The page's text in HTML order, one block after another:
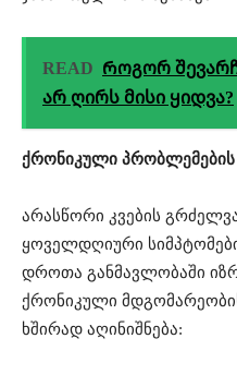
READ Როგორ
არ ღირს მისი ყიდვა?
ქრონიკული პრობლემების
არასწორი კვების
ყოველდღიური
დროთა განმავლობაში
ქრონიკული
ხშირად აღინიშნება: